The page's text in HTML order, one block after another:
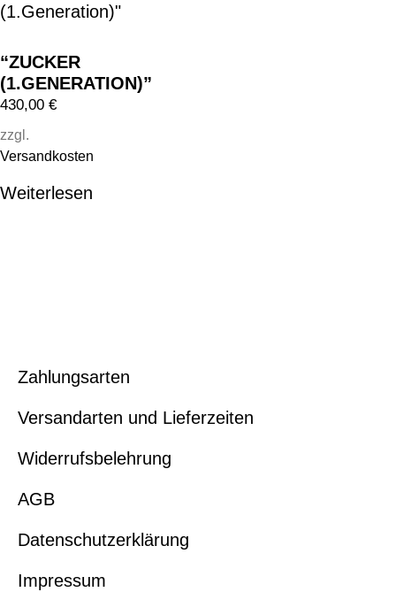
“ZUCKER
(1.GENERATION)”
430,00 €
zzgl.
Versandkosten
Weiterlesen
Zahlungsarten
Versandarten und Lieferzeiten
Widerrufsbelehrung
AGB
Datenschutzerklärung
Impressum